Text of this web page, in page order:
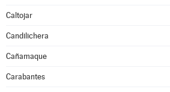
Caltojar
Candilichera
Cañamaque
Carabantes